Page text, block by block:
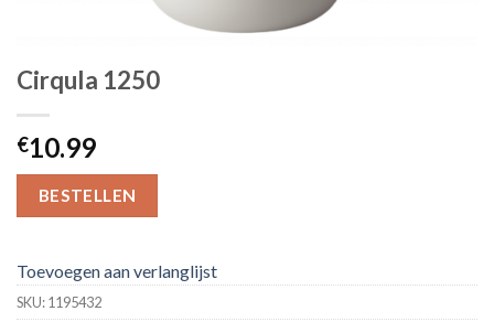
Cirqula 1250
€10.99
BESTELLEN
Toevoegen aan verlanglijst
SKU:1195432